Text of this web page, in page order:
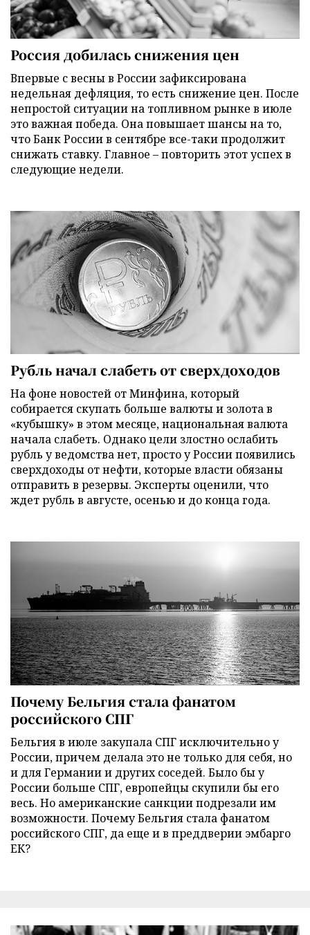
Россия добилась снижения цен
Впервые с весны в России зафиксирована
недельная дефляция, то есть снижение цен. После
непростой ситуации на топливном рынке в июле
это важная победа. Она повышает шансы на то,
что Банк России в сентябре все-таки продолжит
снижать ставку. Главное – повторить этот успех в
следующие недели.
Рубль начал слабеть от сверхдоходов
На фоне новостей от Минфина, который
собирается скупать больше валюты и золота в
«кубышку» в этом месяце, национальная валюта
начала слабеть. Однако цели злостно ослабить
рубль у ведомства нет, просто у России появились
сверхдоходы от нефти, которые власти обязаны
отправить в резервы. Эксперты оценили, что
ждет рубль в августе, осенью и до конца года.
Почему Бельгия стала фанатом
российского СПГ
Бельгия в июле закупала СПГ исключительно у
России, причем делала это не только для себя, но
и для Германии и других соседей. Было бы у
России больше СПГ, европейцы скупили бы его
весь. Но американские санкции подрезали им
возможности. Почему Бельгия стала фанатом
российского СПГ, да еще и в преддверии эмбарго
ЕК?